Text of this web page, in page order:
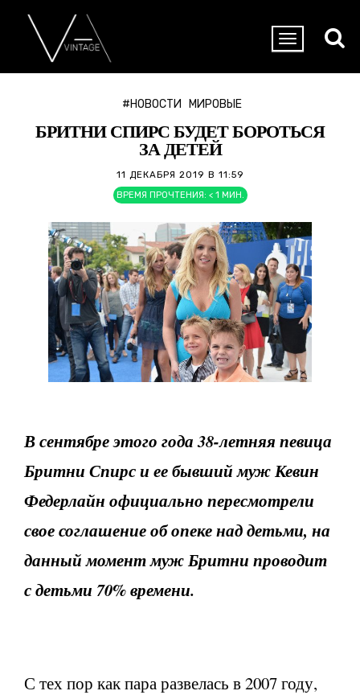
#НОВОСТИ МИРОВЫЕ
БРИТНИ СПИРС БУДЕТ БОРОТЬСЯ
ЗА ДЕТЕЙ
11 ДЕКАБРЯ 2019 В 11:59
ВРЕМЯ ПРОЧТЕНИЯ: < 1 МИН.
В сентябре этого года 38-летняя певица
Бритни Спирс и ее бывший муж Кевин
Федерлайн официально пересмотрели
свое соглашение об опеке над детьми, на
данный момент муж Бритни проводит
с детьми 70% времени.
С тех пор как пара развелась в 2007 году,